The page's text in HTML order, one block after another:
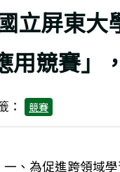
上頁
立屏東大
用競賽」
： 競賽
一、為促進跨領域